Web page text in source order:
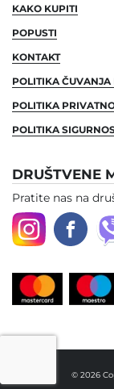
KAKO KUPITI
POPUSTI
KONTAKT
POLITIKA
POLITIKA
POLITIKA
DRUŠTVENE
Pratite nas na
© 2026